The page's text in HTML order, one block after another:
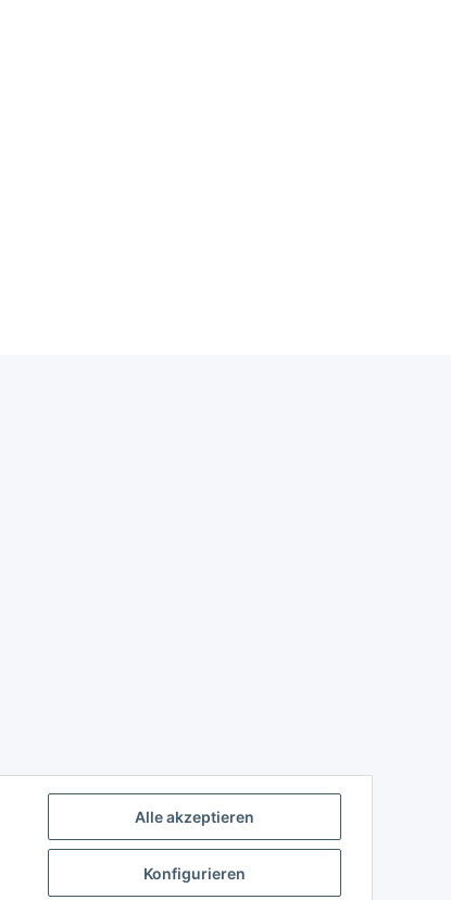
Alle akzeptieren
Konfigurieren